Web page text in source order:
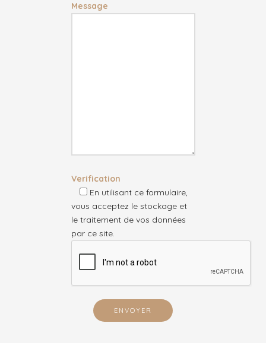
Message
Verification
En utilisant ce formulaire,
vous acceptez le stockage et
le traitement de vos données
par ce site.